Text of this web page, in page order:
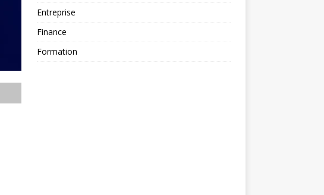
Entreprise
Finance
Formation